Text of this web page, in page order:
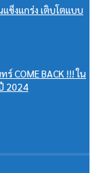
ข็งแกร่ง เติบโตแบบ
COME BACK !!! ใน
2024